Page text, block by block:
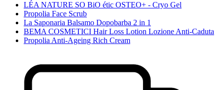
LÉA NATURE SO BiO étic OSTEO+ - Cryo Gel
Propolia Face Scrub
La Saponaria Balsamo Dopobarba 2 in 1
BEMA COSMETICI Hair Loss Lotion Lozione Anti-Caduta
Propolia Anti-Ageing Rich Cream